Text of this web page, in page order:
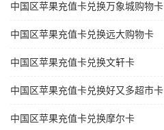
中国区苹果充值卡兑换万象城购物卡
中国区苹果充值卡兑换远大购物卡
中国区苹果充值卡兑换文轩卡
中国区苹果充值卡兑换好又多超市卡
中国区苹果充值卡兑换摩尔卡